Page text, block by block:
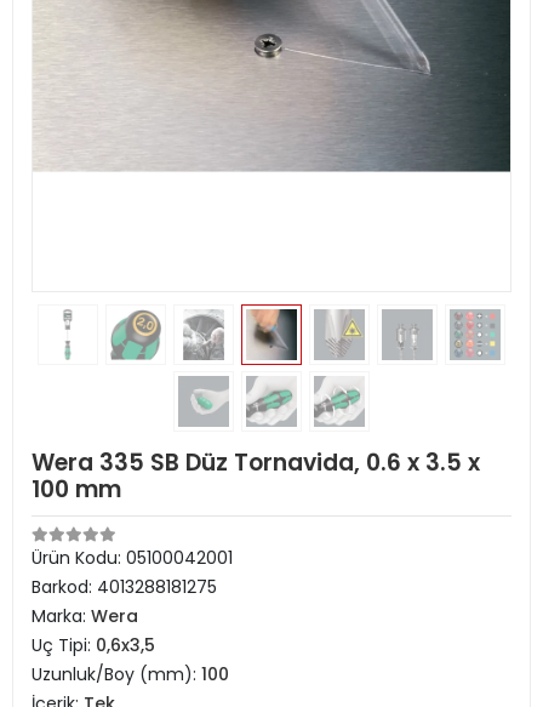
Wera 335 SB Düz Tornavida, 0.6 x 3.5 x
100 mm
Ürün Kodu: 05100042001
Barkod: 4013288181275
Marka: Wera
Uç Tipi: 0,6x3,5
Uzunluk/Boy (mm): 100